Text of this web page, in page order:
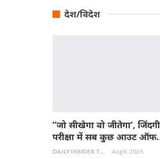
देश/विदेश
”जो सीखेगा वो जीतेगा’,
परीक्षा में सब कुछ आउट
DAILY INSIDER TEAM Aug 8, 2026